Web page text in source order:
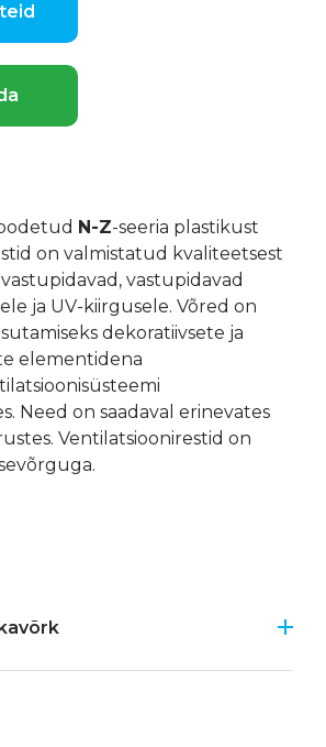
N-Z-seeria plastikust
on valmistatud kvaliteetsest
vastupidavad
ja UV-kiirgusele. Võred on
dekoratiivsete ja
elementidena
Need on saadaval erinevates
Ventilatsioonirestid on